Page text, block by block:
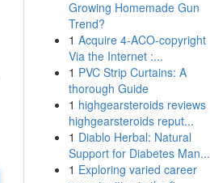
Growing Homemade Gun
Trend?
1 Acquire 4-ACO-copyright
Via the Internet :...
1 PVC Strip Curtains: A
thorough Guide
1 highgearsteroids reviews
highgearsteroids reput...
1 Diablo Herbal: Natural
Support for Diabetes Man...
1 Exploring varied career